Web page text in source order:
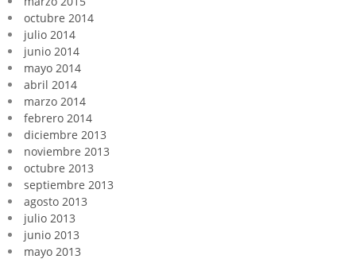
octubre 2014
julio 2014
junio 2014
mayo 2014
abril 2014
marzo 2014
febrero 2014
diciembre 2013
noviembre 2013
octubre 2013
septiembre 2013
agosto 2013
julio 2013
junio 2013
mayo 2013